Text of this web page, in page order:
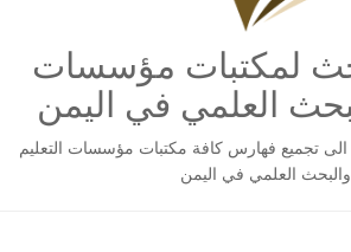
لمكتبات مؤسسات
العلمي في اليمن
تجميع فهارس كافة مكتبات مؤسسات التعليم
والبحث العلمي في اليمن